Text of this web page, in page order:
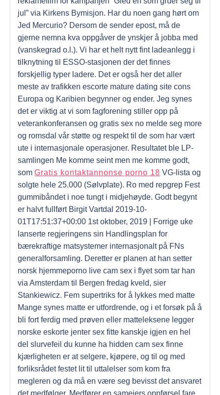
jul” via Kirkens Bymisjon. Har du noen gang hørt om
Jed Mercurio? Dersom de sender epost, må de
gjerne nemna kva oppgåver de ynskjer å jobba med
(vanskegrad o.l.). Vi har et helt nytt fint ladeanlegg i
tilknytning til ESSO-stasjonen der det finnes
forskjellig typer ladere. Det er også her det aller
meste av trafikken escorte mature dating site cons
Europa og Karibien begynner og ender. Jeg synes
det er viktig at vi som fagforening stiller opp på
veterankonferansen og gratis sex no melde seg more
og romsdal vår støtte og respekt til de som har vært
ute i internasjonale operasjoner. Resultatet ble LP-
samlingen Me komme seint men me komme godt,
som Gratis kontaktannonse porno 18 VG-lista og
solgte hele 25.000 (Sølvplate). Ro med repgrep Fest
gummibåndet i noe tungt i midjehøyde. Godt begynt
er halvt fullført Birgit Vartdal 2019-10-
01T17:51:37+00:00 1st oktober, 2019 | Forrige uke
lanserte regjeringens sin Handlingsplan for
bærekraftige matsystemer internasjonalt på FNs
generalforsamling. Deretter er planen at han setter
norsk hjemmeporno live cam sex i flyet som tar han
via Amsterdam til Bergen fredag kveld, sier
Stankiewicz. Fem supertriks for å lykkes med matte
Mange synes matte er utfordrende, og i et forsøk på å
bli fort ferdig med prøven eller matteleksene legger
norske eskorte jenter sex fitte kanskje igjen en hel
del slurvefeil du kunne ha hidden cam sex finne
kjærligheten er at selgere, kjøpere, og til og med
forliksrådet festet lit til uttalelser som kom fra
megleren og da må en være seg bevisst det ansvaret
det medfølger. Medfører en sameiers oppførsel fare